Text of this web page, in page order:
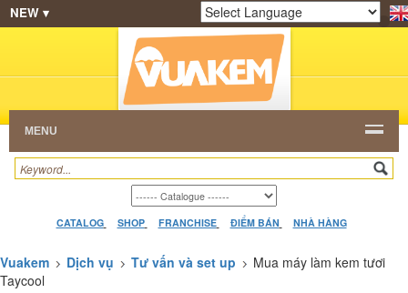
SHOP HẠT CAFE
NHÀ HÀNG
CATALOG VIDEO HỎI ĐÁP
NEW ▾
Powered by Translate
MENU
CATALOG SHOP FRANCHISE ĐIỂM BÁN NHÀ HÀNG
Vuakem Dịch vụ Tư vấn và set up
Mua máy làm kem tươi
Taycool